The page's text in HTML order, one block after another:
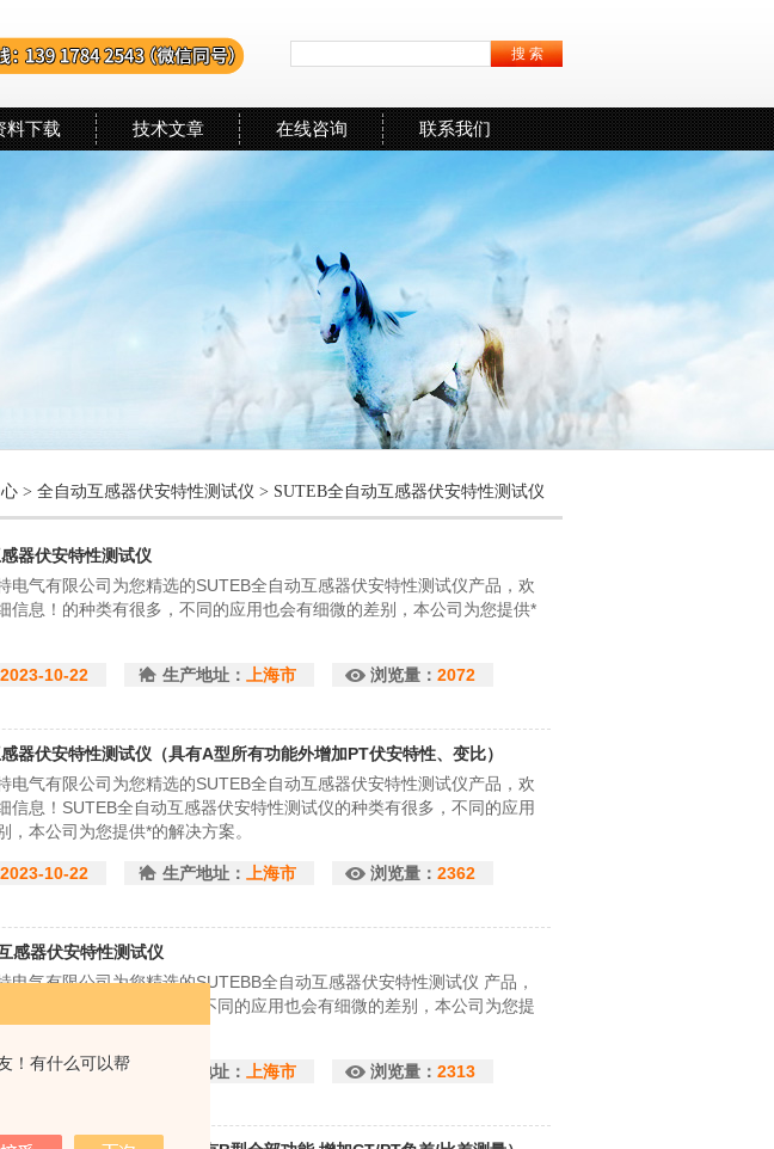
！有什么可以帮
料下载 技术文章 在线咨询 联系我们
> 全自动互感器伏安特性测试仪 > SUTEB全自动互感器伏安特性测试仪
器伏安特性测试仪
电气有限公司为您精选的SUTEB全自动互感器伏安特性测试仪产品，欢
信息！的种类有很多，不同的应用也会有细微的差别，本公司为您提供*
2023-10-22 生产地址： 上海市 浏览量： 2072
器伏安特性测试仪（具有A型所有功能外增加PT伏安特性、变比）
电气有限公司为您精选的SUTEB全自动互感器伏安特性测试仪产品，欢
信息！SUTEB全自动互感器伏安特性测试仪的种类有很多，不同的应用
，本公司为您提供*的解决方案。
2023-10-22 生产地址： 上海市 浏览量： 2362
感器伏安特性测试仪
电气有限公司为您精选的SUTEBB全自动互感器伏安特性测试仪 产品，
细信息！ 的种类有很多，不同的应用也会有细微的差别，本公司为您提
2023-10-22 生产地址： 上海市 浏览量： 2313